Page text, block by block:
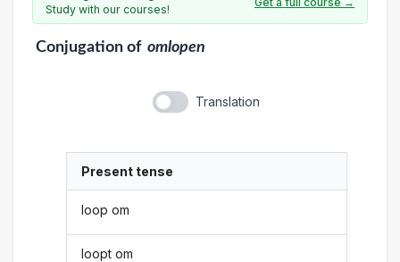
Study with our courses!
Conjugationof omlopen
Translation
Present tense
loop om
loopt om